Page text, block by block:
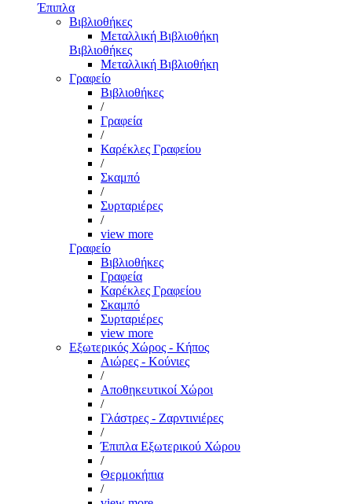
Έπιπλα
Βιβλιοθήκες
Μεταλλική Βιβλιοθήκη
Βιβλιοθήκες
Μεταλλική Βιβλιοθήκη
Γραφείο
Βιβλιοθήκες
/
Γραφεία
/
Καρέκλες Γραφείου
/
Σκαμπό
/
Συρταριέρες
/
view more
Γραφείο
Βιβλιοθήκες
Γραφεία
Καρέκλες Γραφείου
Σκαμπό
Συρταριέρες
view more
Εξωτερικός Χώρος - Κήπος
Αιώρες - Κούνιες
/
Αποθηκευτικοί Χώροι
/
Γλάστρες - Ζαρντινιέρες
/
Έπιπλα Εξωτερικού Χώρου
/
Θερμοκήπια
/